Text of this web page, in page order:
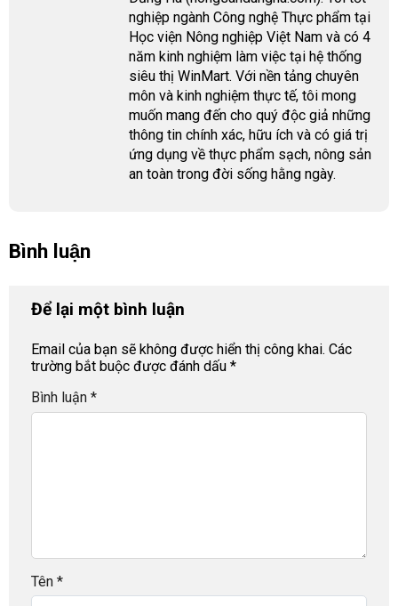
nghiệp ngành Công nghệ Thực phẩm tại
Học viện Nông nghiệp Việt Nam và có 4
năm kinh nghiệm làm việc tại hệ thống
siêu thị WinMart. Với nền tảng chuyên
môn và kinh nghiệm thực tế, tôi mong
muốn mang đến cho quý độc giả những
thông tin chính xác, hữu ích và có giá trị
ứng dụng về thực phẩm sạch, nông sản
an toàn trong đời sống hằng ngày.
Bình luận
Để lại một bình luận
Email của bạn sẽ không được hiển thị công khai. Các
trường bắt buộc được đánh dấu *
Bình luận *
Tên *